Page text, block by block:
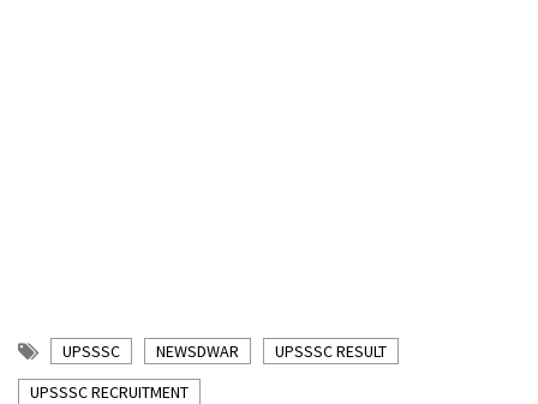
UPSSSC NEWSDWAR
UPSSSC RESULT
UPSSSC RECRUITMENT